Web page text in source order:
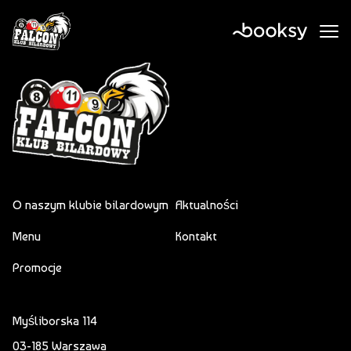
O naszym klubie bilardowym
Menu
Promocje
Aktualności
Kontakt
Myśliborska 114
03-185 Warszawa